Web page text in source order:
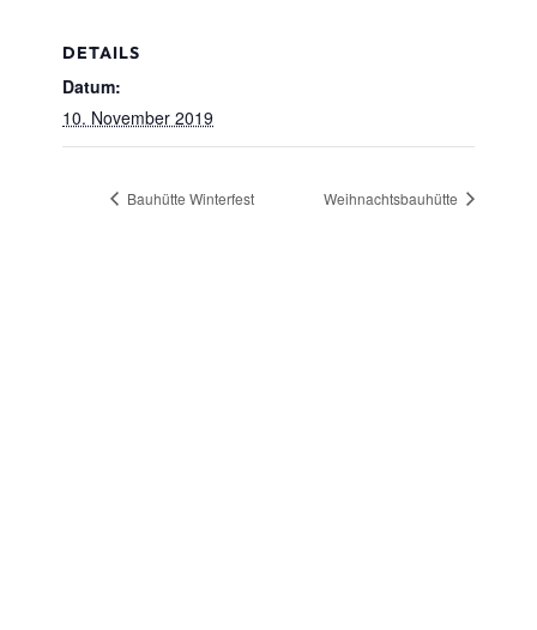
DETAILS
Datum:
10. November 2019
Bauhütte Winterfest Weihnachtsbauhütte